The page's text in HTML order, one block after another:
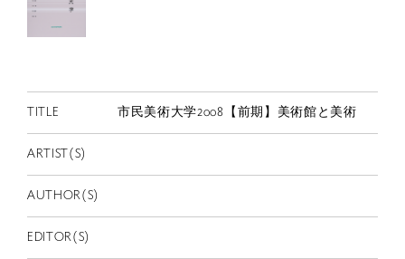
TITLE 市民美術大学2008【前期】美術館と美術
ARTIST(S)
AUTHOR(S)
EDITOR(S)